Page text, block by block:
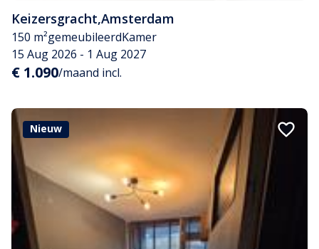
Keizersgracht,Amsterdam
150 m²gemeubileerdKamer
15 Aug 2026 - 1 Aug 2027
€ 1.090/maand incl.
Nieuw